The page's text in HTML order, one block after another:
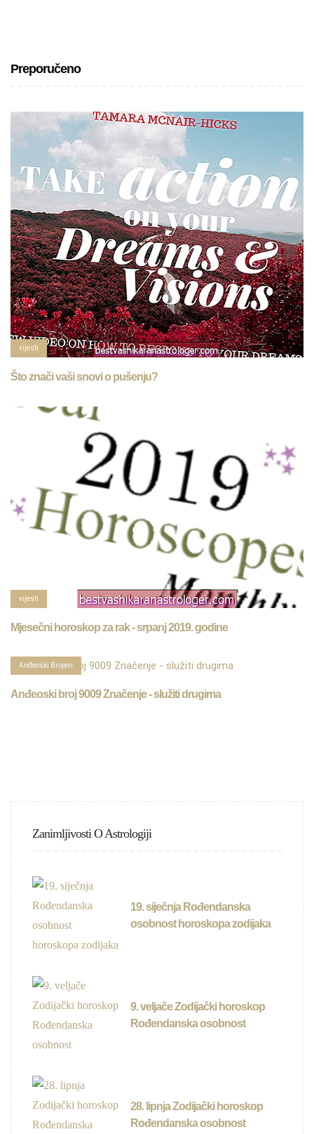
Preporučeno
vijesti
Što znači vaši snovi o pušenju?
vijesti
Mjesečni horoskop za rak - srpanj 2019. godine
Anđeoski Brojevi
Anđeoski broj 9009 Značenje - služiti drugima
Zanimljivosti O Astrologiji
19. siječnja Rođendanska
osobnost horoskopa zodijaka
9. veljače Zodijački horoskop
Rođendanska osobnost
28. lipnja Zodijački horoskop
Rođendanska osobnost